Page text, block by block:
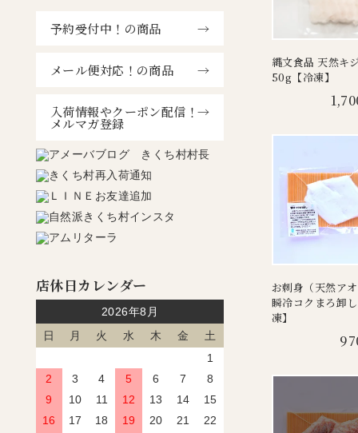
縄文食品 天然キ
50g【冷凍】
お刺身（天然ア
瞬冷コクまろ卸
凍】
予約受付中！の商品
メール便対応！の商品
入荷情報やクーポン配信！
メルマガ登録
店休日カレンダー
2026年8月
日
月 火 水 木 金
土
1
2
3 4 5 6 7
8
9
10 11 12 13 14
15
16
17 18 19 20 21
22